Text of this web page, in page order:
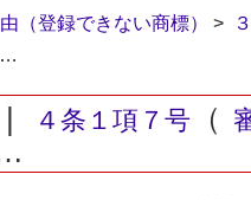
（登録できない商標） >
…
４条１項７号 （